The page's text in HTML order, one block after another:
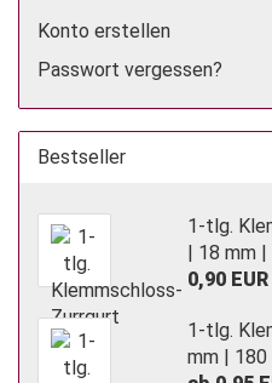
Konto erstellen
Passwort vergessen?
Bestseller
1-tlg.
| 18 mm |
0,90 EUR
1-tlg.
mm | 180